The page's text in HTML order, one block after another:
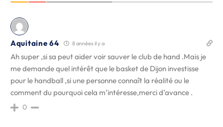
Aquitaine 64 8 années il y a
Ah super ,si sa peut aider voir sauver le club de hand .Mais je
me demande quel intérêt que le basket de Dijon investisse
pour le handball ,si une personne connaît la réalité ou le
comment du pourquoi cela m’intéresse,merci d’avance .
0